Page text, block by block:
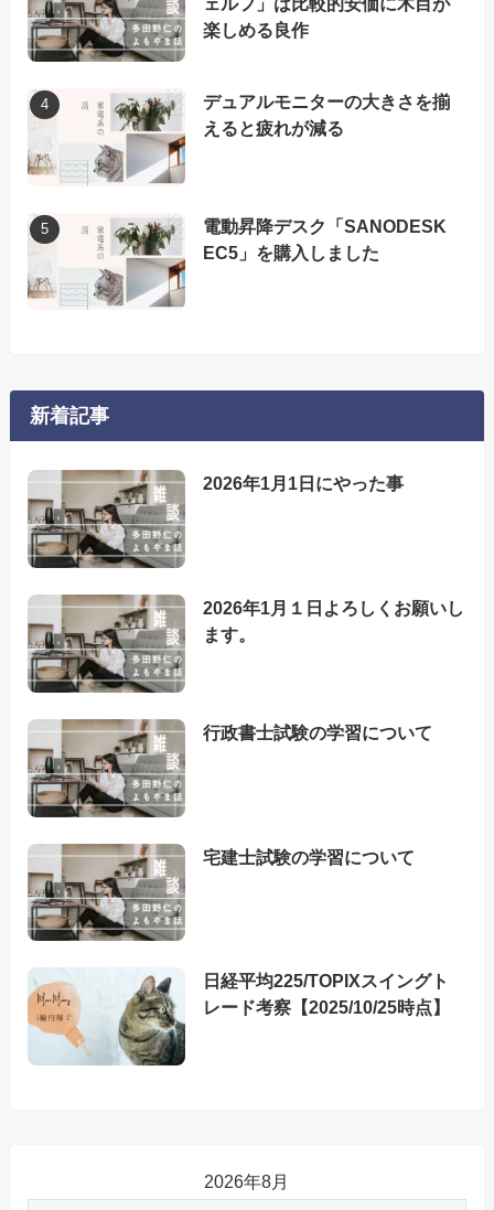
楽しめる良作
デュアルモニターの大きさを揃
えると疲れが減る
電動昇降デスク「SANODESK
EC5」を購入しました
新着記事
2026年1月1日にやった事
2026年1月１日よろしくお願いし
ます。
行政書士試験の学習について
宅建士試験の学習について
日経平均225/TOPIXスイングト
レード考察【2025/10/25時点】
2026年8月